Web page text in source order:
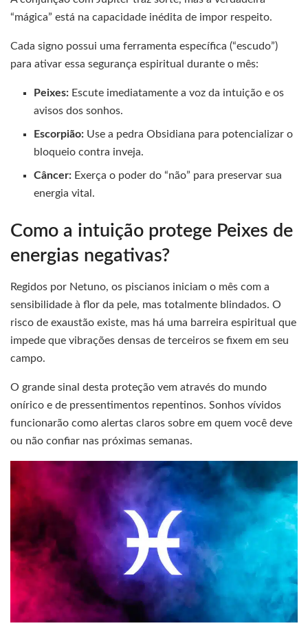
“mágica” está na capacidade inédita de impor respeito.
Cada signo possui uma ferramenta específica (“escudo”)
para ativar essa segurança espiritual durante o mês:
Peixes: Escute imediatamente a voz da intuição e os
avisos dos sonhos.
Escorpião: Use a pedra Obsidiana para potencializar o
bloqueio contra inveja.
Câncer: Exerça o poder do “não” para preservar sua
energia vital.
Como a intuição protege Peixes de
energias negativas?
Regidos por Netuno, os piscianos iniciam o mês com a
sensibilidade à flor da pele, mas totalmente blindados. O
risco de exaustão existe, mas há uma barreira espiritual que
impede que vibrações densas de terceiros se fixem em seu
campo.
O grande sinal desta proteção vem através do mundo
onírico e de pressentimentos repentinos. Sonhos vívidos
funcionarão como alertas claros sobre em quem você deve
ou não confiar nas próximas semanas.